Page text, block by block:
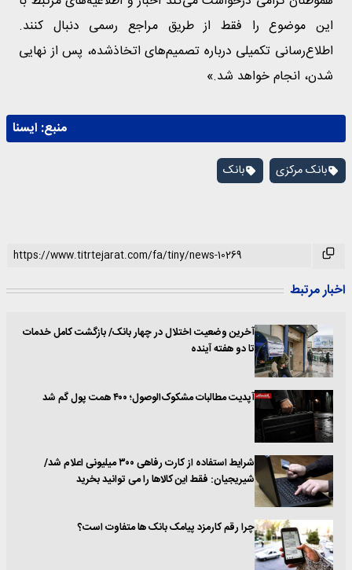
این موضوع را فقط از طریق مراجع رسمی دنبال کنند.
اطلاع‌رسانی تکمیلی درباره تصمیم‌های اتخاذشده، پس از نهایی
شدن، انجام خواهد شد.»
منبع: ايسنا
بانک مرکزی بانک
اخبار مرتبط
آخرین وضعیت اختلال در چهار بانک/ بازگشت کامل خدمات
تا دو هفته آینده
آپدیت مطالبات مشکوک‌الوصول؛ ۴۰۰ همت پول گم شد
شرایط استفاده از کارت رفاهی ۳۰۰ میلیونی اعلام شد/
شیریجیان: فقط این کالاها را می توانید بخرید
چرا رقم کارمزد پیامک بانک ها متفاوت است؟